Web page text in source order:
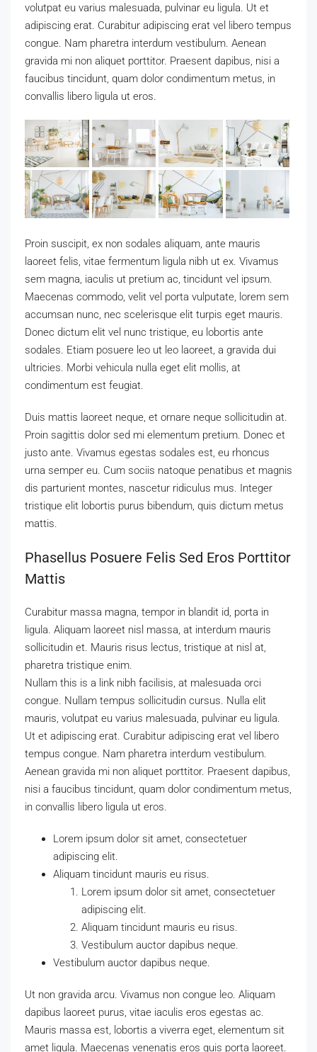
volutpat eu varius malesuada, pulvinar eu ligula. Ut et
adipiscing erat. Curabitur adipiscing erat vel libero tempus
congue. Nam pharetra interdum vestibulum. Aenean
gravida mi non aliquet porttitor. Praesent dapibus, nisi a
faucibus tincidunt, quam dolor condimentum metus, in
convallis libero ligula ut eros.
Proin suscipit, ex non sodales aliquam, ante mauris
laoreet felis, vitae fermentum ligula nibh ut ex. Vivamus
sem magna, iaculis ut pretium ac, tincidunt vel ipsum.
Maecenas commodo, velit vel porta vulputate, lorem sem
accumsan nunc, nec scelerisque elit turpis eget mauris.
Donec dictum elit vel nunc tristique, eu lobortis ante
sodales. Etiam posuere leo ut leo laoreet, a gravida dui
ultricies. Morbi vehicula nulla eget elit mollis, at
condimentum est feugiat.
Duis mattis laoreet neque, et ornare neque sollicitudin at.
Proin sagittis dolor sed mi elementum pretium. Donec et
justo ante. Vivamus egestas sodales est, eu rhoncus
urna semper eu. Cum sociis natoque penatibus et magnis
dis parturient montes, nascetur ridiculus mus. Integer
tristique elit lobortis purus bibendum, quis dictum metus
mattis.
Phasellus Posuere Felis Sed Eros Porttitor
Mattis
Curabitur massa magna, tempor in blandit id, porta in
ligula. Aliquam laoreet nisl massa, at interdum mauris
sollicitudin et. Mauris risus lectus, tristique at nisl at,
pharetra tristique enim.
Nullam this is a link nibh facilisis, at malesuada orci
congue. Nullam tempus sollicitudin cursus. Nulla elit
mauris, volutpat eu varius malesuada, pulvinar eu ligula.
Ut et adipiscing erat. Curabitur adipiscing erat vel libero
tempus congue. Nam pharetra interdum vestibulum.
Aenean gravida mi non aliquet porttitor. Praesent dapibus,
nisi a faucibus tincidunt, quam dolor condimentum metus,
in convallis libero ligula ut eros.
Lorem ipsum dolor sit amet, consectetuer
adipiscing elit.
Aliquam tincidunt mauris eu risus.
Lorem ipsum dolor sit amet, consectetuer
adipiscing elit.
Aliquam tincidunt mauris eu risus.
Vestibulum auctor dapibus neque.
Vestibulum auctor dapibus neque.
Ut non gravida arcu. Vivamus non congue leo. Aliquam
dapibus laoreet purus, vitae iaculis eros egestas ac.
Mauris massa est, lobortis a viverra eget, elementum sit
amet ligula. Maecenas venenatis eros quis porta laoreet.